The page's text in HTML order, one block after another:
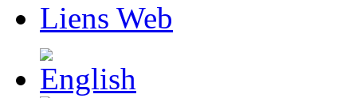
Liens Web